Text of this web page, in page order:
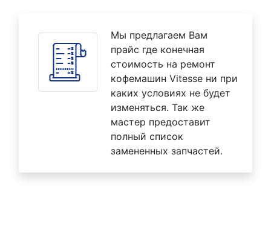
Мы предлагаем Вам
прайс где конечная
стоимость на ремонт
кофемашин Vitesse ни при
каких условиях не будет
изменяться. Так же
мастер предоставит
полный список
замененных запчастей.